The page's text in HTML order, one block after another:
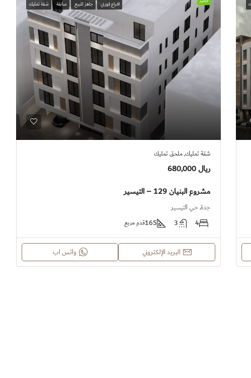
افراع فوري جاهز للبيع سابقة شقة تمليك
شقة تمليك, ملحق تمليك
ريال 680,000
مشروع البنيان 129 – التيسير
جدة, حي التيسير
4
3
165قدم مربع
البريد الإلكتروني واتس اب